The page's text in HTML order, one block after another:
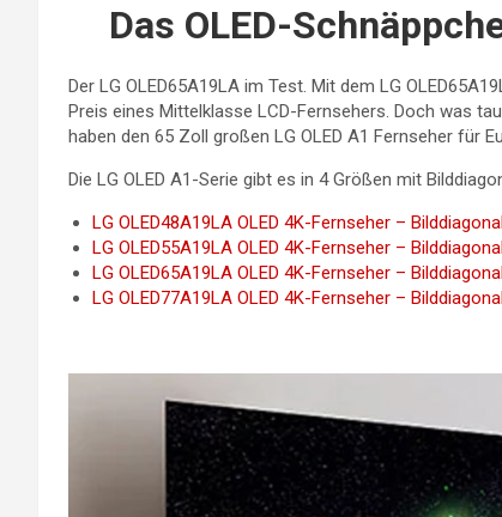
Das OLED-
Der LG OLED65A19LA im Test. Mit dem LG
Preis eines Mittelklasse LCD-Fernsehers. Doch was
haben den 65 Zoll großen LG OLED A1 Fernseher für
Die LG OLED A1-Serie gibt es in 4 Größen mit
LG OLED48A19LA OLED 4K-Fernseher –
LG OLED55A19LA OLED 4K-Fernseher –
LG OLED65A19LA OLED 4K-Fernseher –
LG OLED77A19LA OLED 4K-Fernseher –